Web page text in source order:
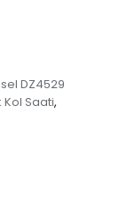
DZ4529
Kol Saati,